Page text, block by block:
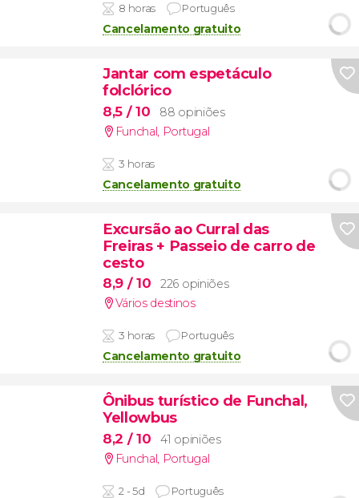
8 horas Português
Cancelamento gratuito
Jantar com espetáculo
folclórico
8,5 / 10
88 opiniões
Funchal, Portugal
3 horas
Cancelamento gratuito
Excursão ao Curral das
Freiras + Passeio de carro de
cesto
8,9 / 10
226 opiniões
Vários destinos
3 horas Português
Cancelamento gratuito
Ônibus turístico de Funchal,
Yellowbus
8,2 / 10
41 opiniões
Funchal, Portugal
2 - 5d Português